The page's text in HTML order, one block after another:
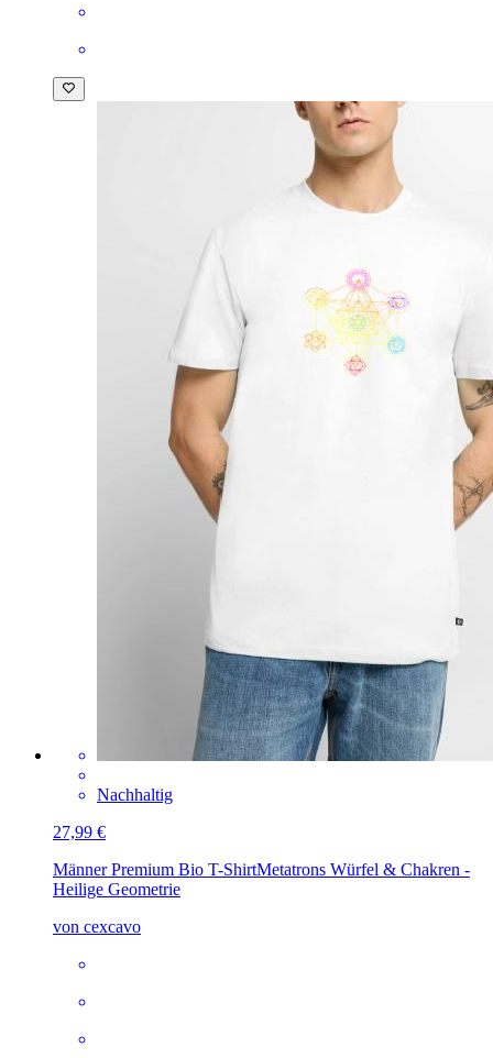
Nachhaltig
27,99 €
Männer Premium Bio T-ShirtMetatrons Würfel & Chakren -
Heilige Geometrie
von cexcavo